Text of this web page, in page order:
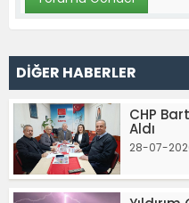
DİĞER HABERLER
CHP
Aldı
28-07-